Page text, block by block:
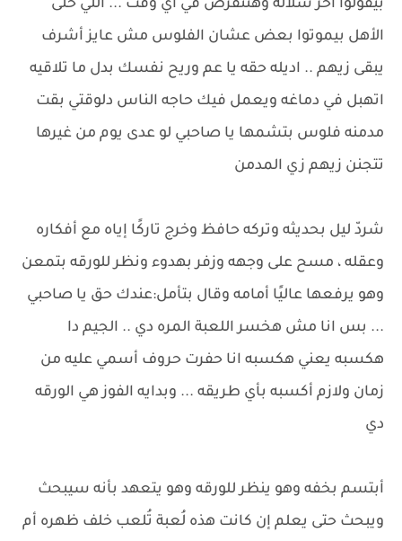
بيقولوا آخر سُلالة وهتنقرض في أي وقت ... اللي خلى
الأهل بيموتوا بعض عشان الفلوس مش عايز أشرف
يبقى زيهم .. اديله حقه يا عم وريح نفسك بدل ما تلاقيه
اتهبل في دماغه ويعمل فيك حاجه الناس دلوقتي بقت
مدمنه فلوس بتشمها يا صاحبي لو عدى يوم من غيرها
تتجنن زيهم زي المدمن
شردّ ليل بحديثه وتركه حافظ وخرج تاركًا إياه مع أفكاره
وعقله ، مسح على وجهه وزفر بهدوء ونظر للورقه بتمعن
وهو يرفعها عاليًا أمامه وقال بتأمل:عندك حق يا صاحبي
... بس انا مش هخسر اللعبة المره دي .. الجيم دا
هكسبه يعني هكسبه انا حفرت حروف أسمي عليه من
زمان ولازم أكسبه بأي طريقه ... وبدايه الفوز هي الورقه
دي
أبتسم بخفه وهو ينظر للورقه وهو يتعهد بأنه سيبحث
ويبحث حتى يعلم إن كانت هذه لُعبة تُلعب خلف ظهره أم